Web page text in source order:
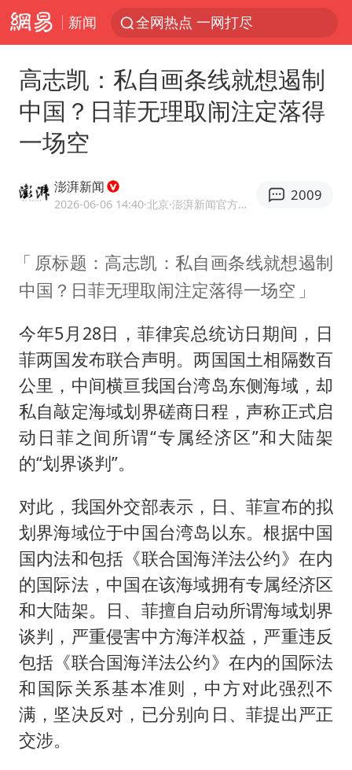
新闻 全网热点 一网打尽
高志凯：私自画条线就想遏制
中国？日菲无理取闹注定落得
一场空
澎湃新闻
2026-06-06 14:40·北京 ·澎湃新闻官方网易号
2009
原标题：高志凯：私自画条线就想遏制
中国？日菲无理取闹注定落得一场空
今年5月28日，菲律宾总统访日期间，日
菲两国发布联合声明。两国国土相隔数百
公里，中间横亘我国台湾岛东侧海域，却
私自敲定海域划界磋商日程，声称正式启
动日菲之间所谓“专属经济区”和大陆架
的“划界谈判”。
对此，我国外交部表示，日、菲宣布的拟
划界海域位于中国台湾岛以东。根据中国
国内法和包括《联合国海洋法公约》在内
的国际法，中国在该海域拥有专属经济区
和大陆架。日、菲擅自启动所谓海域划界
谈判，严重侵害中方海洋权益，严重违反
包括《联合国海洋法公约》在内的国际法
和国际关系基本准则，中方对此强烈不
满，坚决反对，已分别向日、菲提出严正
交涉。